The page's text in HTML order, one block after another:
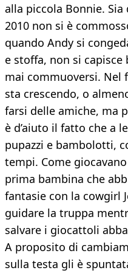
alla piccola Bonnie.
2010 non si è
quando Andy si
e stoffa, non si capisce
mai commuoversi. Nel
sta crescendo, o
farsi delle amiche, ma
è d’aiuto il fatto che a
pupazzi e bambolotti,
tempi. Come
prima bambina che
fantasie con la cowgirl
guidare la truppa
salvare i giocattoli
A proposito di
sulla testa gli è